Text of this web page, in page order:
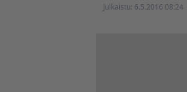
Julkaistu: 6.5.2016 08:24